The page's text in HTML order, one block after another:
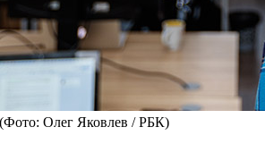
Олег Яковлев / РБК)